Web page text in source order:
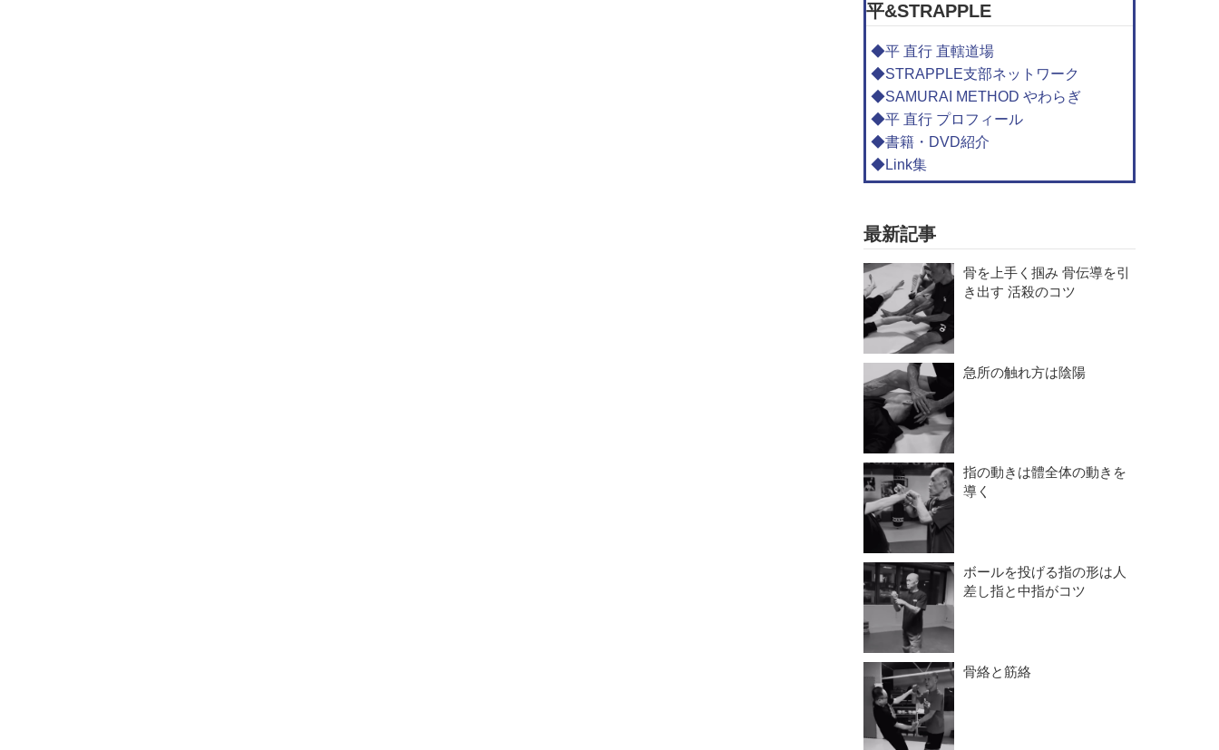
平&STRAPPLE
◆平 直行 直轄道場
◆STRAPPLE支部ネットワーク
◆SAMURAI METHOD やわらぎ
◆平 直行 プロフィール
◆書籍・DVD紹介
◆Link集
最新記事
骨を上手く掴み 骨伝導を引
き出す 活殺のコツ
急所の触れ方は陰陽
指の動きは體全体の動きを
導く
ボールを投げる指の形は人
差し指と中指がコツ
骨絡と筋絡